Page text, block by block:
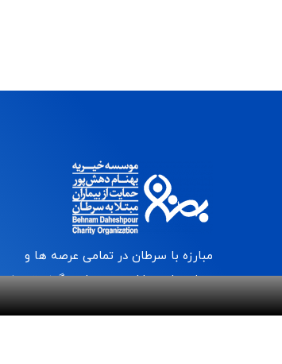
مبارزه با سرطان در تمامی عرصه ها و
حمایت از بیماران به دور از هرگونه تبعیض